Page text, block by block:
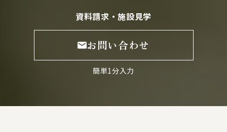
資料請求・施設見学
お問い合わせ
簡単1分入力